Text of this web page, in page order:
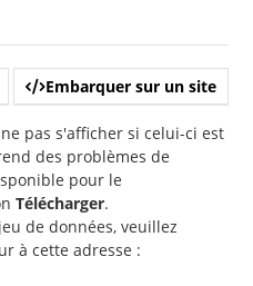
Embarquer sur un site
pas s'afficher si celui-ci est
des problèmes de
pour le
Télécharger.
de données, veuillez
à cette adresse :